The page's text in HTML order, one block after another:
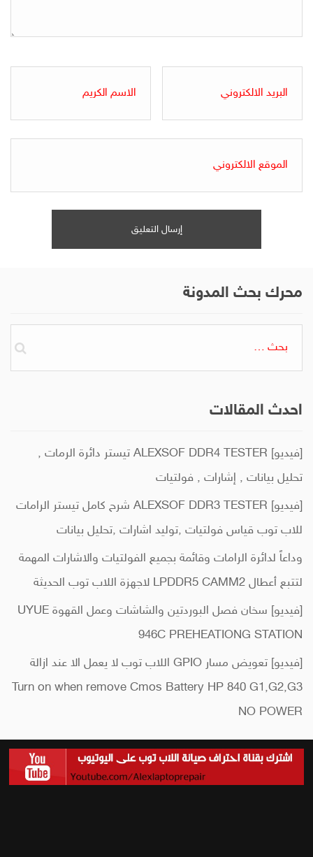
محرك بحث المدونة
احدث المقالات
[فيديو] ALEXSOF DDR4 TESTER تيستر دائرة الرمات ,
تحليل بيانات , إشارات , فولتيات
[فيديو] ALEXSOF DDR3 TESTER شرح كامل تيستر الرامات
للاب توب قياس فولتيات ,توليد اشارات ,تحليل بيانات
وداعاً لدائرة الرامات وقائمة بجميع الفولتيات والاشارات المهمة
لتتبع أعطال LPDDR5 CAMM2 لاجهزة اللاب توب الحديثة
[فيديو] سخان فصل البوردتين والشاشات وعمل القهوة UYUE
946C PREHEATIONG STATION
[فيديو] تعويض مسار GPIO اللاب توب لا يعمل الا عند ازالة
Turn on when remove Cmos Battery HP 840 G1,G2,G3
NO POWER